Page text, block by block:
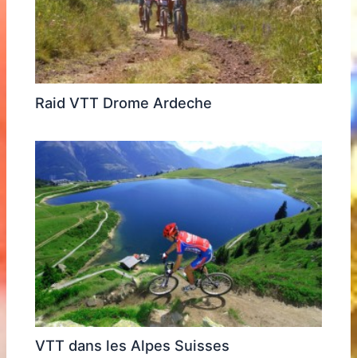
Raid VTT Drome Ardeche
VTT dans les Alpes Suisses